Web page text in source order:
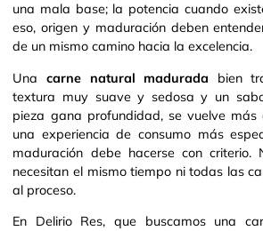
una mala base; la potencia cuando
eso, origen y maduración deben
de un mismo camino hacia la excelencia.
Una carne natural madurada bien
textura muy suave y sedosa y un
pieza gana profundidad, se vuelve
una experiencia de consumo más
maduración debe hacerse con criterio.
necesitan el mismo tiempo ni todas las
al proceso.
En Delirio Res, que buscamos una